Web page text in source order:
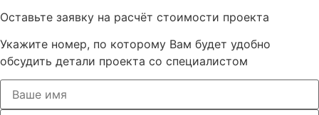
Оставьте заявку на расчёт стоимости проекта
Укажите номер, по которому Вам будет удобно
обсудить детали проекта со специалистом